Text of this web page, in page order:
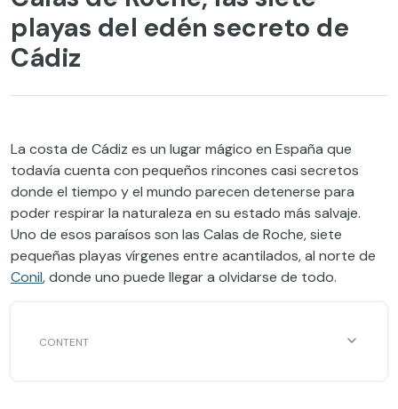
playas del edén secreto de
Cádiz
La costa de Cádiz es un lugar mágico en España que
todavía cuenta con pequeños rincones casi secretos
donde el tiempo y el mundo parecen detenerse para
poder respirar la naturaleza en su estado más salvaje.
Uno de esos paraísos son las Calas de Roche, siete
pequeñas playas vírgenes entre acantilados, al norte de
Conil, donde uno puede llegar a olvidarse de todo.